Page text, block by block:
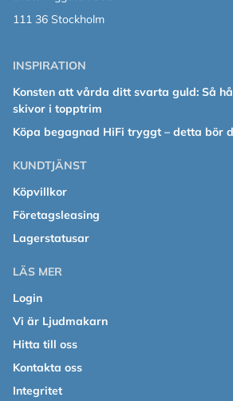
111 36 Stockholm
INSPIRATION
Konsten att vårda ditt svarta guld: Så
skivor i topptrim
Köpa begagnad HiFi tryggt – detta bör
KUNDTJÄNST
Köpvillkor
Företagsleasing
Lagerstatusar
LÄS MER
Login
Vi är Ljudmakarn
Hitta till oss
Kontakta oss
Integritet